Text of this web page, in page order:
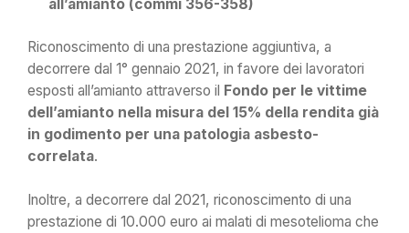
all’amianto (commi 356-358)
Riconoscimento di una prestazione aggiuntiva, a
decorrere dal 1° gennaio 2021, in favore dei lavoratori
esposti all’amianto attraverso il Fondo per le vittime
dell’amianto nella misura del 15% della rendita già
in godimento per una patologia asbesto-
correlata.
Inoltre, a decorrere dal 2021, riconoscimento di una
prestazione di 10.000 euro ai malati di mesotelioma che